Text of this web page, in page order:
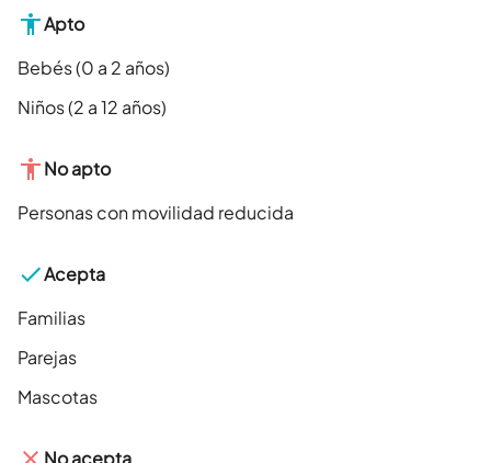
Apto
Bebés (0 a 2 años)
Niños (2 a 12 años)
No apto
Personas con movilidad reducida
Acepta
Familias
Parejas
Mascotas
No acepta